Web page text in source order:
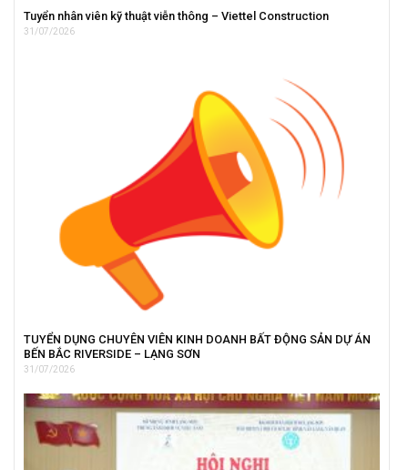
Tuyển nhân viên kỹ thuật viễn thông – Viettel Construction
31/07/2026
TUYỂN DỤNG CHUYÊN VIÊN KINH DOANH BẤT ĐỘNG SẢN DỰ ÁN
BẾN BẮC RIVERSIDE – LẠNG SƠN
31/07/2026